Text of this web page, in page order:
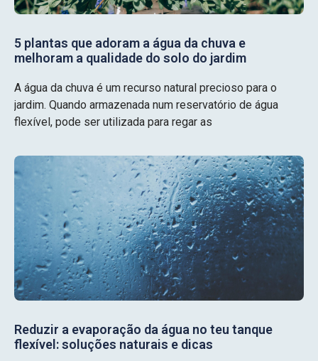
5 plantas que adoram a água da chuva e
melhoram a qualidade do solo do jardim
A água da chuva é um recurso natural precioso para o
jardim. Quando armazenada num reservatório de água
flexível, pode ser utilizada para regar as
Reduzir a evaporação da água no teu tanque
flexível: soluções naturais e dicas